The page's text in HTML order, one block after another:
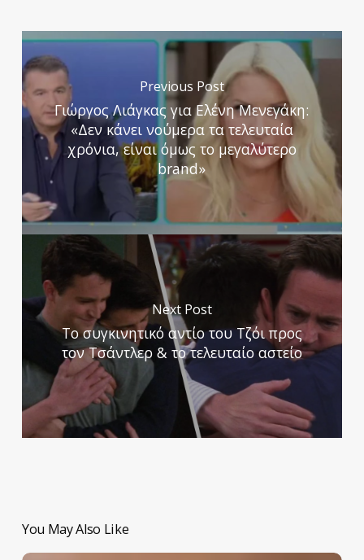
Previous Post
Γιώργος Λιάγκας για Ελένη Μενεγάκη:
«Δεν κάνει νούμερα τα τελευταία
χρόνια, είναι όμως το μεγαλύτερο
brand»
Next Post
Το συγκινητικό αντίο του Τζόι προς
τον Τσάντλερ & το τελευταίο αστείο
You May Also Like